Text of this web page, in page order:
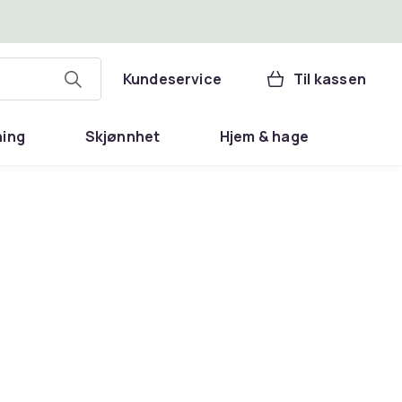
Kundeservice Til kassen
Skjønnhet Hjem & hage